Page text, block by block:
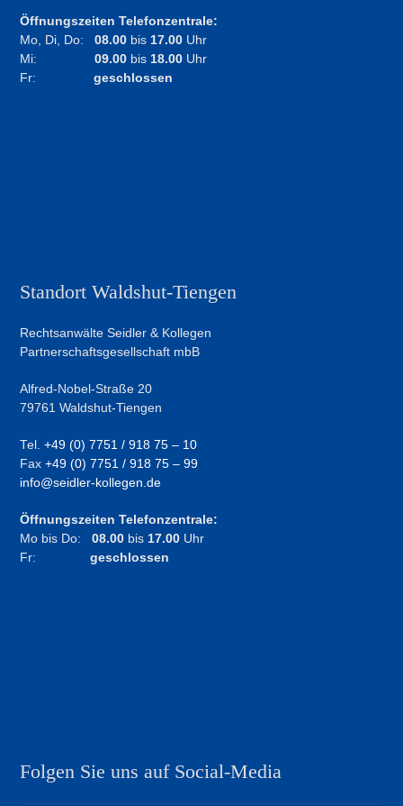
Öffnungszeiten Telefonzentrale:
Mo, Di, Do:08.00 bis17.00 Uhr
Mi:09.00 bis18.00 Uhr
Fr:
geschlossen
Standort Waldshut-Tiengen
Rechtsanwälte Seidler & Kollegen
Partnerschaftsgesellschaft mbB
Alfred-Nobel-Straße 20
79761 Waldshut-Tiengen
Tel.+49 (0) 7751 / 918 75 – 10
Fax+49 (0) 7751 / 918 75 – 99
info@seidler-kollegen.de
Öffnungszeiten Telefonzentrale:
Mo bis Do:08.00 bis17.00 Uhr
Fr:geschlossen
Folgen Sie uns auf Social-Media